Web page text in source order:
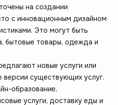
на создании
с инновационным дизайном
Это могут быть
бытовые товары, одежда и
новые услуги или
версии существующих услуг.
образование,
услуги, доставку еды и